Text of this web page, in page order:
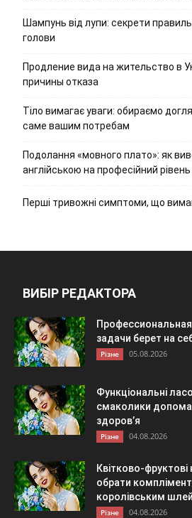
Шампунь від лупи: секрети
голови
Продление вида на жительство в
причины отказа
Тіло вимагає уваги: обираємо
саме вашим потребам
Подолання «мовного плато»: як
англійською на професійний рівень
Перші тривожні симптоми, що
ВИБІР РЕДАКТОРА
задачи берет на
Різне 05.08.2026
Функціональні
смаколики
здоров’я
Різне 04.08.2026
Квітково-фруктові
обрати
королівським
Різне 04.08.2026